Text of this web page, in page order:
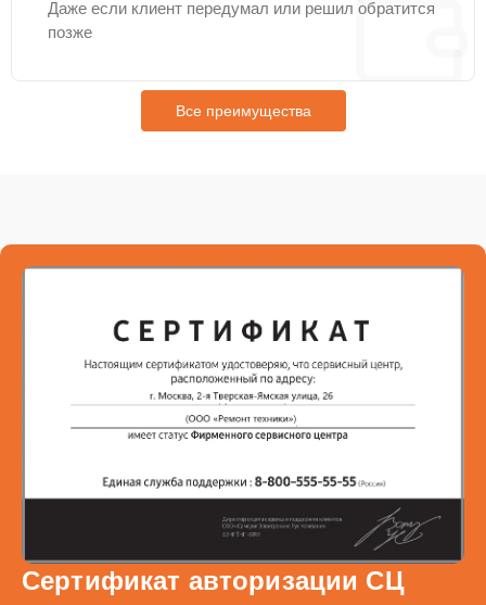
Даже если клиент передумал или решил обратится
позже
Все преимущества
Сертификат авторизации СЦ